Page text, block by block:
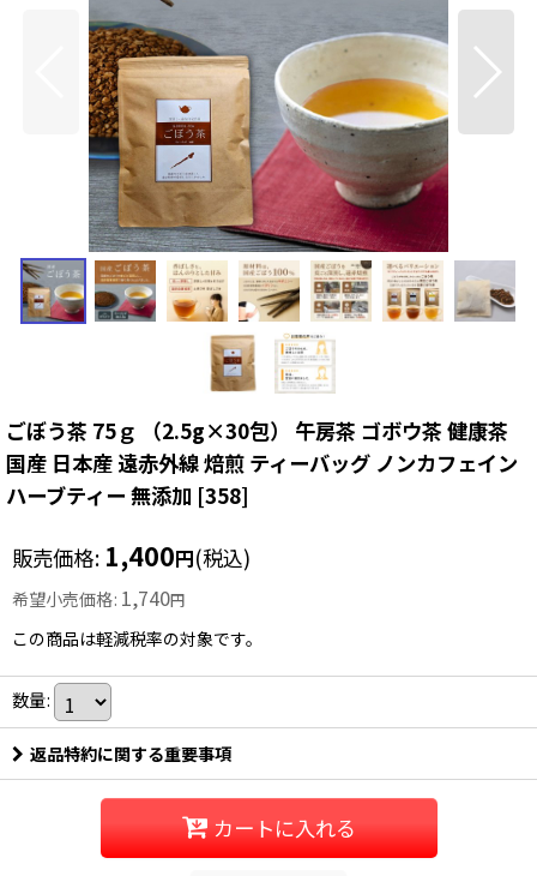
ごぼう茶 75ｇ （2.5g×30包） 午房茶 ゴボウ茶 健康茶
国産 日本産 遠赤外線 焙煎 ティーバッグ ノンカフェイン
ハーブティー 無添加 [358]
販売価格: 1,400円(税込)
希望小売価格: 1,740円
この商品は軽減税率の対象です。
数量:
返品特約に関する重要事項
カートに入れる